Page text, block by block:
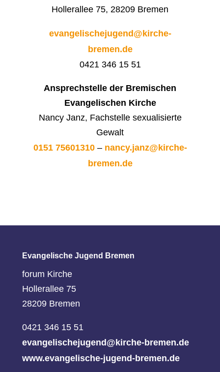
Hollerallee 75, 28209 Bremen
evangelischejugend@kirche-
bremen.de
0421 346 15 51
Ansprechstelle der Bremischen
Evangelischen Kirche
Nancy Janz, Fachstelle sexualisierte
Gewalt
0151 75601310– nancy.janz@kirche-
bremen.de
Evangelische Jugend Bremen
forum Kirche
Hollerallee 75
28209 Bremen
0421 346 15 51
evangelischejugend@kirche-bremen.de
www.evangelische-jugend-bremen.de